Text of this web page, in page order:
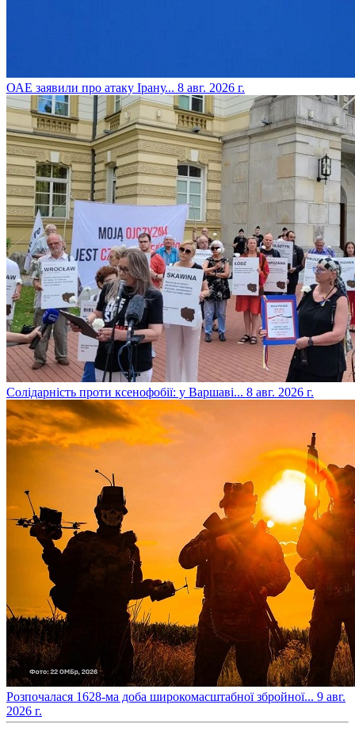
​ОАЕ заявили про атаку Ірану... 8 авг. 2026 г.
​Солідарність проти ксенофобії: у Варшаві... 8 авг. 2026 г.
​Розпочалася 1628-ма доба широкомасштабної збройної... 9 авг.
2026 г.